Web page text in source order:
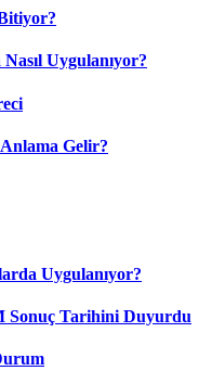
Uygulanıyor?
Gelir?
Uygulanıyor?
Sonuç Tarihini Duyurdu